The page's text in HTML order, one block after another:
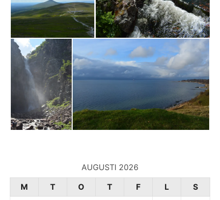
AUGUSTI 2026
M
T O T F L
S